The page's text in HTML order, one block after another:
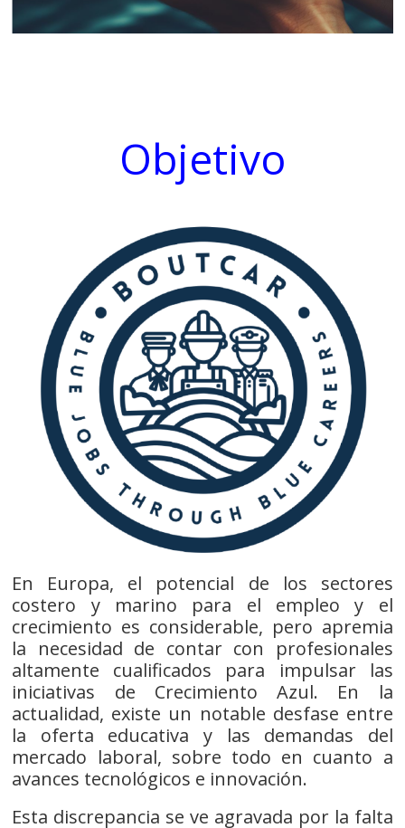
Objetivo
En Europa, el potencial de los sectores
costero y marino para el empleo y el
crecimiento es considerable, pero apremia
la necesidad de contar con profesionales
altamente cualificados para impulsar las
iniciativas de Crecimiento Azul. En la
actualidad, existe un notable desfase entre
la oferta educativa y las demandas del
mercado laboral, sobre todo en cuanto a
avances tecnológicos e innovación.
Esta discrepancia se ve agravada por la falta